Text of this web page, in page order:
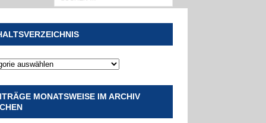
MONATSWEISE IM ARCHIV